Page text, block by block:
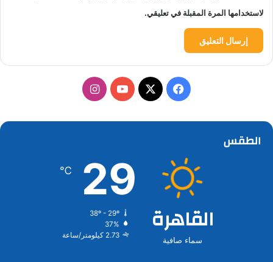
لاستخدامها المرة المقبلة في تعليقي.
فيسبوك
‫X
‫YouTubeانستقرام
الطقس
القاهرة
سماء صافية
29
℃
38º - 29º
37%
2.73 كيلومتر/ساعة